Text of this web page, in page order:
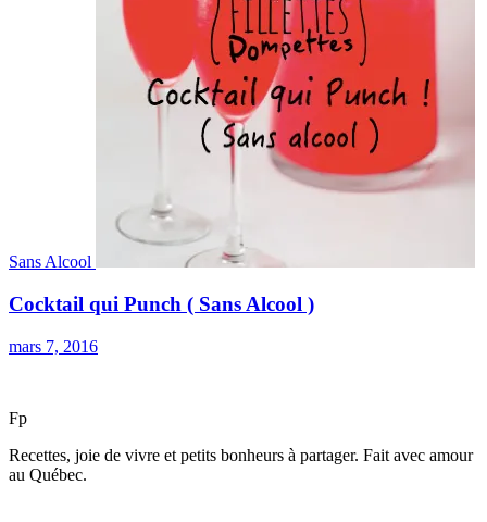
Sans Alcool
Cocktail qui Punch ( Sans Alcool )
mars 7, 2016
Fp
Recettes, joie de vivre et petits bonheurs à partager. Fait avec amour
au Québec.